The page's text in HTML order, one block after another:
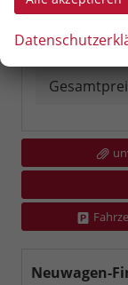
Neuwagen-